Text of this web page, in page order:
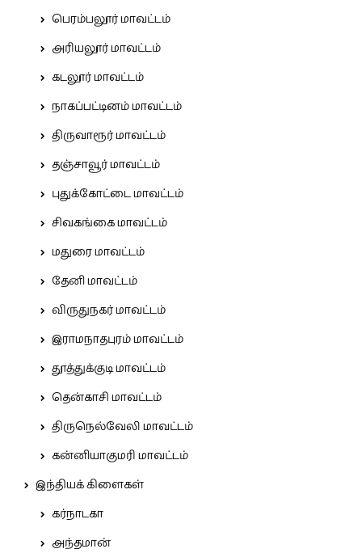
பெரம்பலூர் மாவட்டம்
அரியலூர் மாவட்டம்
கடலூர் மாவட்டம்
நாகப்பட்டினம் மாவட்டம்
திருவாரூர் மாவட்டம்
தஞ்சாவூர் மாவட்டம்
புதுக்கோட்டை மாவட்டம்
சிவகங்கை மாவட்டம்
மதுரை மாவட்டம்
தேனி மாவட்டம்
விருதுநகர் மாவட்டம்
இராமநாதபுரம் மாவட்டம்
தூத்துக்குடி மாவட்டம்
தென்காசி மாவட்டம்
திருநெல்வேலி மாவட்டம்
கன்னியாகுமரி மாவட்டம்
இந்தியக் கிளைகள்
கர்நாடகா
அந்தமான்